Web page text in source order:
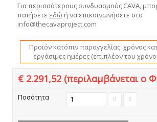
Για περισσότερους συνδυασμούς CAVA,
πατήσετε εδώ ή να επικοινωνήσετε στο
info@thecavaproject.com
Προϊόν κατόπιν παραγγελίας: χρόνος
εργάσιμες ημέρες (επιπλέον του
€ 2.291,52(περιλαμβάνεται ο
Ποσότητα